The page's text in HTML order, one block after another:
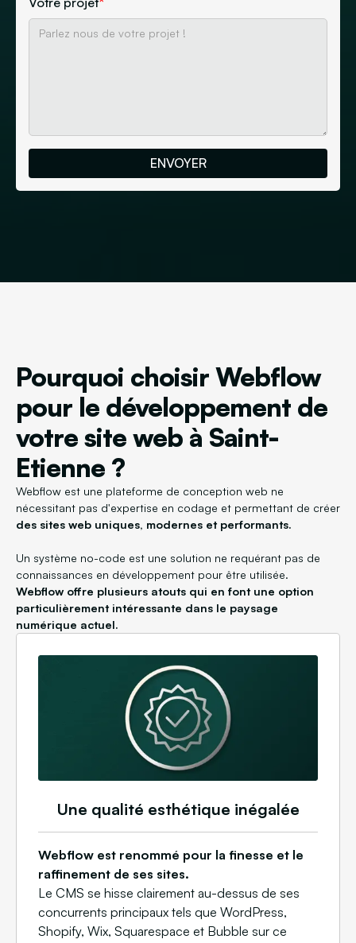
Pourquoi choisir Webflow
pour le développement de
votre site web à Saint-
Etienne ?
Webflow est une plateforme de conception web ne
nécessitant pas d'expertise en codage et permettant de créer
des sites web uniques, modernes et performants.
Un système no-code est une solution ne requérant pas de
connaissances en développement pour être utilisée.
Webflow offre plusieurs atouts qui en font une option
particulièrement intéressante dans le paysage
numérique actuel.
Une qualité esthétique inégalée
Webflow est renommé pour la finesse et le
raffinement de ses sites.
Le CMS se hisse clairement au-dessus de ses
concurrents principaux tels que WordPress,
Shopify, Wix, Squarespace et Bubble sur ce